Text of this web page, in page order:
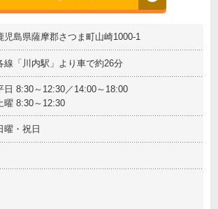
児島県薩摩郡さつま町山崎1000-1
線「川内駅」より車で約26分
日 8:30～12:30／14:00～18:00
曜 8:30～12:30
曜・祝日